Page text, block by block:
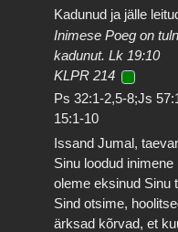
Kadunud ja jälle
Inimese Poeg on
kadunut. Lk 19:10
KLPR 214
Ps 32:1-2,5-8;Js
15:1-10
Issand Jumal,
Sinu loodud
oleme eksinud Sinu
Sind otsime,
ärksad kõrvad, et